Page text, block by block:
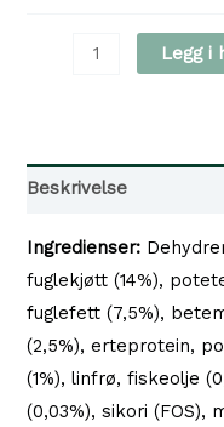
Voksen
antall
Legg i
Beskrivelse
Ingredienser:
fuglekjøtt (14%),
fuglefett (7,5%),
(2,5%), erteprotein,
(1%), linfrø, fiskeolje
(0,03%), sikori (FOS),